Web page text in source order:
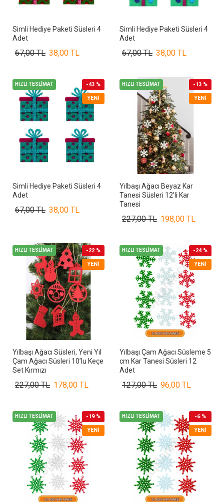
Simli Hediye Paketi Süsleri 4
Adet
38,00 TL
67,00 TL
Simli Hediye Paketi Süsleri 4
Adet
38,00 TL
67,00 TL
HIZLI TESLİMAT
YENI
-43 %
Simli Hediye Paketi Süsleri 4
Adet
38,00 TL
67,00 TL
HIZLI TESLİMAT
YENI
-13 %
Yılbaşı Ağacı Beyaz Kar
Tanesi Süsleri 12'li Kar
Tanesi
198,00 TL
227,00 TL
HIZLI TESLİMAT
YENI
-22 %
Yılbaşı Ağacı Süsleri, Yeni Yıl
Çam Ağacı Süsleri 10’lu Keçe
Set Kırmızı
178,00 TL
227,00 TL
HIZLI TESLİMAT
YENI
-24 %
Yılbaşı Çam Ağacı Süsleme 5
cm Kar Tanesi Süsleri 12
Adet
96,00 TL
127,00 TL
HIZLI TESLİMAT
YENI
-19 % HIZLI TESLİMAT
YENI
-6 %